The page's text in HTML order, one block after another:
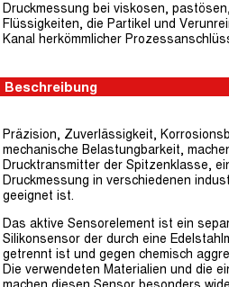
Druckmessung bei viskosen,
Flüssigkeiten, die Partikel und
Kanal herkömmlicher
Beschreibung
Präzision, Zuverlässigkeit,
mechanische Belastungbarkeit,
Drucktransmitter der Spitzenklasse,
Druckmessung in verschiedenen
geeignet ist.
Das aktive Sensorelement ist ein
Silikonsensor der durch eine
getrennt ist und gegen chemisch
Die verwendeten Materialien und die